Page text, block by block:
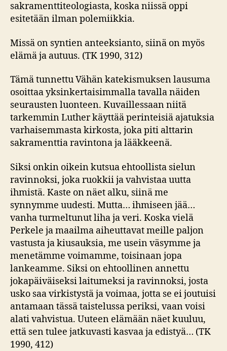
sakramenttiteologiasta, koska niissä oppi
esitetään ilman polemiikkia.
Missä on syntien anteeksianto, siinä on myös
elämä ja autuus. (TK 1990, 312)
Tämä tunnettu Vähän katekismuksen lausuma
osoittaa yksinkertaisimmalla tavalla näiden
seurausten luonteen. Kuvaillessaan niitä
tarkemmin Luther käyttää perinteisiä ajatuksia
varhaisemmasta kirkosta, joka piti alttarin
sakramenttia ravintona ja lääkkeenä.
Siksi onkin oikein kutsua ehtoollista sielun
ravinnoksi, joka ruokkii ja vahvistaa uutta
ihmistä. Kaste on näet alku, siinä me
synnymme uudesti. Mutta… ihmiseen jää…
vanha turmeltunut liha ja veri. Koska vielä
Perkele ja maailma aiheuttavat meille paljon
vastusta ja kiusauksia, me usein väsymme ja
menetämme voimamme, toisinaan jopa
lankeamme. Siksi on ehtoollinen annettu
jokapäiväiseksi laitumeksi ja ravinnoksi, josta
usko saa virkistystä ja voimaa, jotta se ei joutuisi
antamaan tässä taistelussa periksi, vaan voisi
alati vahvistua. Uuteen elämään näet kuuluu,
että sen tulee jatkuvasti kasvaa ja edistyä… (TK
1990, 412)